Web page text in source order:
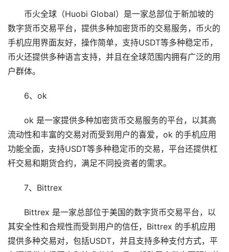
币火全球（Huobi Global）是一家总部位于新加坡的
数字货币交易平台，提供多种加密货币的交易服务，币火的
手机应用界面友好，操作简单，支持USDT等多种稳定币，
币火还提供多种语言支持，并且在全球范围内拥有广泛的用
户群体。
6、ok
ok 是一家提供多种加密货币交易服务的平台，以其高
流动性和丰富的交易对而受到用户的喜爱，ok 的手机应用
功能全面，支持USDT等多种稳定币的交易，平台还提供杠
杆交易和期货合约，满足不同投资者的需求。
7、Bittrex
Bittrex 是一家总部位于美国的数字货币交易平台，以
其安全性和合规性而受到用户的信任，Bittrex 的手机应用
提供多种交易对，包括USDT，并且支持多种支付方式，平